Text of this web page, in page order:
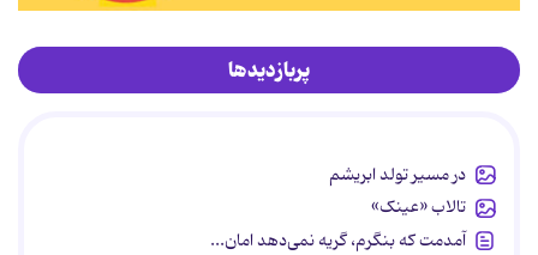
پربازدیدها
در مسیر تولد ابریشم
تالاب «عینک»
آمدمت که بنگرم، گریه نمی‌دهد امان...